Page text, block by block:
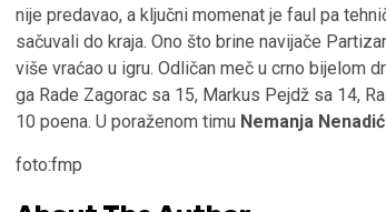
nije predavao, a ključni momenat je faul pa
sačuvali do kraja. Ono što brine navijače
više vraćao u igru. Odličan meč u crno bijelom
ga Rade Zagorac sa 15, Markus Pejdž sa 14,
10 poena. U poraženom timu Nemanja Nenadić
foto:fmp